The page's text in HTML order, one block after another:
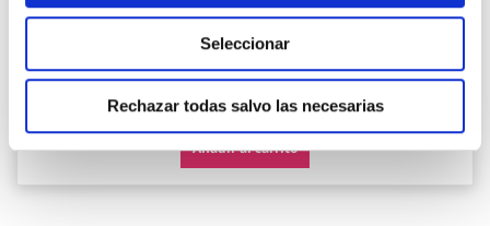
Seleccionar
Rechazar todas salvo las necesarias
Motip
8,17 €
Añadir al carrito